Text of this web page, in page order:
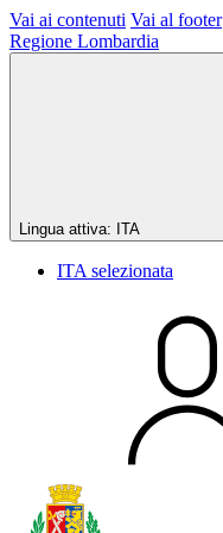
Vai ai contenuti Vai al footer
Regione Lombardia
Lingua attiva: ITA
ITA selezionata